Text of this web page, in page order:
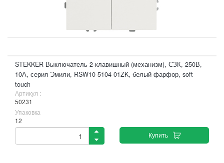
STEKKER Выключатель 2-клавишный (механизм), СЗК, 250В,
10А, серия Эмили, RSW10-5104-01ZK, белый фарфор, soft
touch
Артикул :
50231
Упаковка
12
Купить